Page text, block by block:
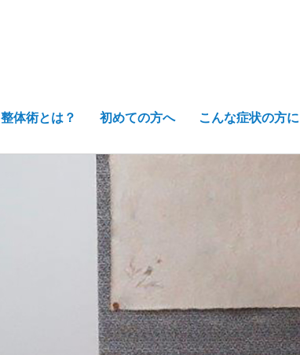
整体術とは？ 初めての方へ こんな症状の方に